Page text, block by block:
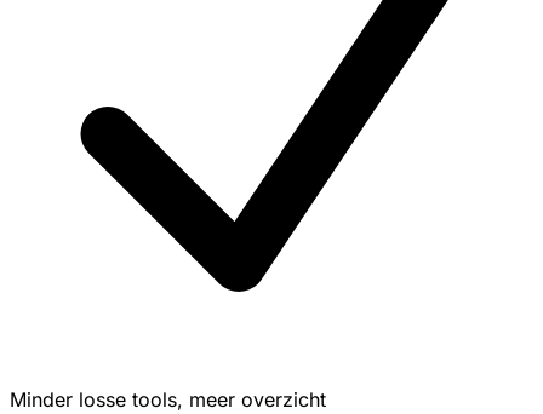
Minder losse tools, meer overzicht